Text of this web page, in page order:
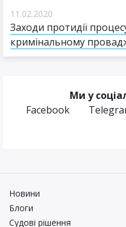
11.02.2020
Заходи протидії
кримінальному
Ми у
Facebook
Новини
Блоги
Судові рішення